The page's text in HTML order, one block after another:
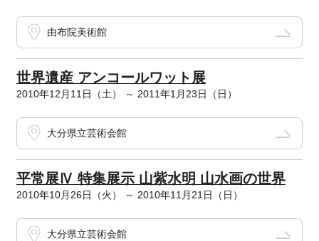
由布院美術館
世界遺産 アンコールワット展
2010年12月11日（土） ～ 2011年1月23日（日）
大分県立芸術会館
平常展Ⅳ 特集展示 山紫水明 山水画の世界
2010年10月26日（火） ～ 2010年11月21日（日）
大分県立芸術会館